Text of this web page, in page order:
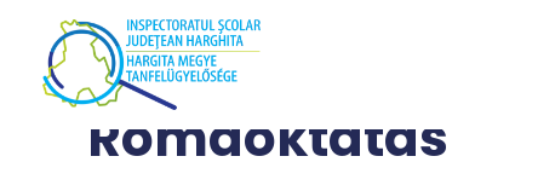
content
Romaoktatás